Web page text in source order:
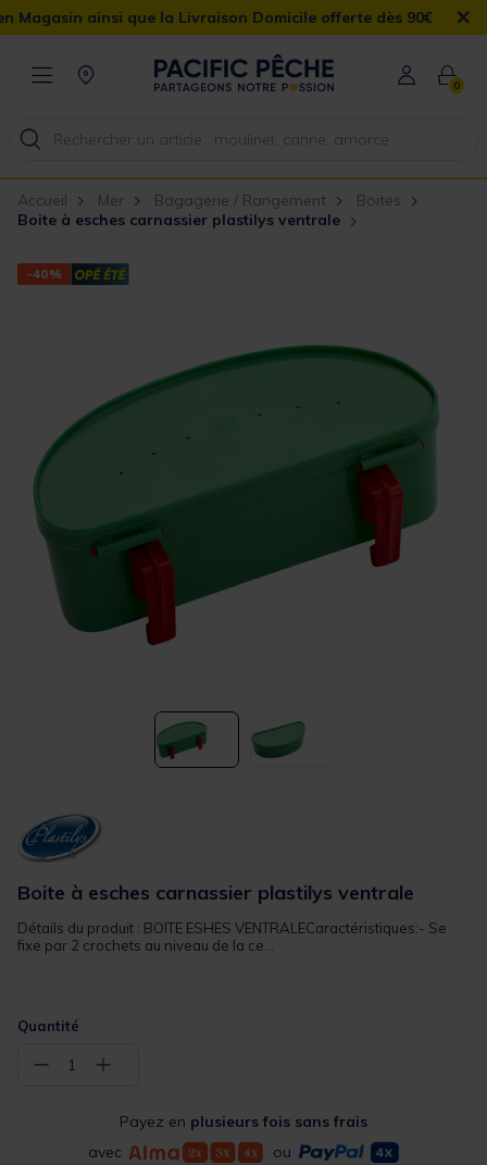
ainsi que la Livraison Domicile offerte dès 90€ ×
0
Accueil Mer Bagagerie / Rangement
Boites
Boite à esches carnassier plastilys ventrale
-40%
Boite à esches carnassier plastilys ventrale
Détails du produit : BOITE ESHES VENTRALECaractéristiques:- Se
fixe par 2 crochets au niveau de la ce...
Quantité
− 1 +
Payez en plusieurs fois sans frais
avec
ou